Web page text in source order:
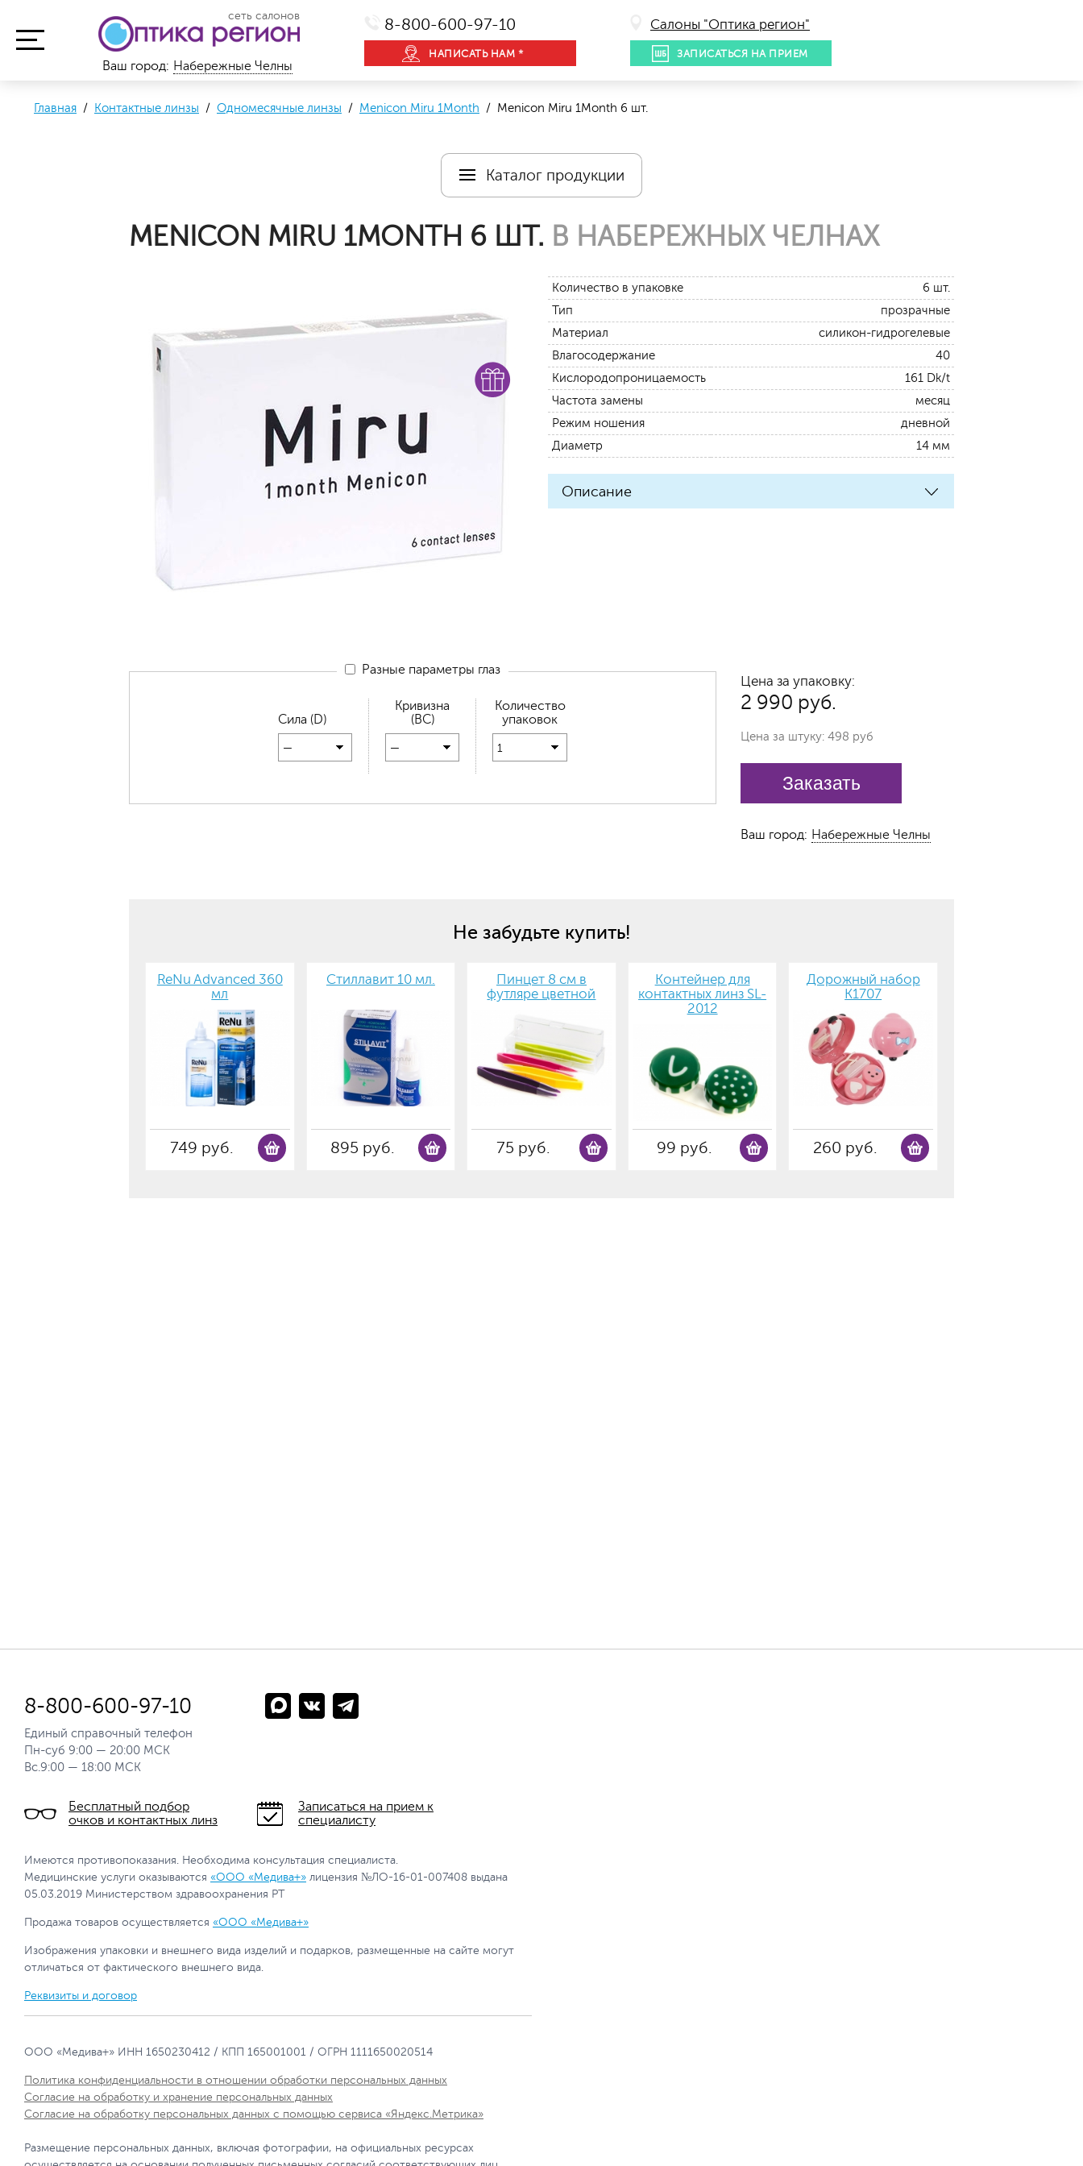
сеть салонов 8-800-600-97-10
НАПИСАТЬ НАМ *
Салоны "Оптика регион"
ЗАПИСАТЬСЯ НА ПРИЕМ
Ваш город: Набережные Челны
Главная / Контактные линзы / Одномесячные линзы / Menicon Miru 1Month / Menicon Miru 1Month 6 шт.
Каталог продукции
MENICON MIRU 1MONTH 6 ШТ. В НАБЕРЕЖНЫХ ЧЕЛНАХ
Количество в упаковке
6 шт.
Тип
прозрачные
Материал
силикон-гидрогелевые
Влагосодержание
40
Кислородопроницаемость
161 Dk/t
Частота замены
месяц
Режим ношения
дневной
Диаметр
14 мм
Описание
Разные параметры глаз
Сила (D)
—
Кривизна
(BC)
—
Количество
упаковок
1
Цена за упаковку:
2 990 руб.
Цена за штуку: 498 руб
Заказать
Ваш город: Набережные Челны
Не забудьте купить!
ReNu Advanced 360
мл
749 руб.
Стиллавит 10 мл.
895 руб.
Пинцет 8 см в
футляре цветной
75 руб.
Контейнер для
контактных линз SL-
2012
99 руб.
Дорожный набор
К1707
260 руб.
8-800-600-97-10
Единый справочный телефон
Пн-суб 9:00 — 20:00 МСК
Вс.9:00 — 18:00 МСК
Бесплатный подбор
очков и контактных линз
Записаться на прием к
специалисту
Имеются противопоказания. Необходима консультация специалиста.
Медицинские услуги оказываются «ООО «Медива+» лицензия №ЛО-16-01-007408 выдана
05.03.2019 Министерством здравоохранения РТ
Продажа товаров осуществляется «ООО «Медива+»
Изображения упаковки и внешнего вида изделий и подарков, размещенные на сайте могут
отличаться от фактического внешнего вида.
Реквизиты и договор
ООО «Медива+» ИНН 1650230412 / КПП 165001001 / ОГРН 1111650020514
Политика конфиденциальности в отношении обработки персональных данных
Согласие на обработку и хранение персональных данных
Согласие на обработку персональных данных с помощью сервиса «Яндекс.Метрика»
Размещение персональных данных, включая фотографии, на официальных ресурсах